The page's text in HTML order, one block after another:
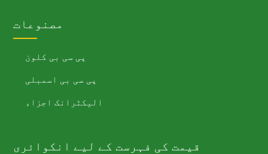
مصنوعات
پی سی بی کلون
پی سی بی اسمبلی
الیکٹرانک اجزاء
قیمت کی فہرست کے لیے انکوائری